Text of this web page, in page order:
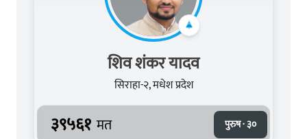
शिव शंकर यादव
सिराहा-२, मधेश प्रदेश
३९५६१ मत पुरुष · ३०